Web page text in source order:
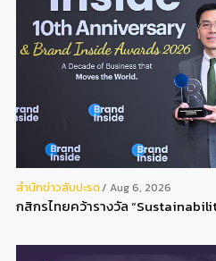
สํานักข่าวสับปะรด Aug 6, 2026
กสิกรไทยคว้ารางวัล